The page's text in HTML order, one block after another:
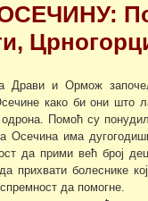
Драви и Ормож
како би они што
Помоћ су
Осечина има
да прими већ број
прихвати болеснике
да помогне.